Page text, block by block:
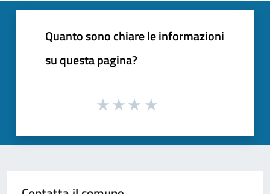
Quanto sono chiare le informazioni
su questa pagina?